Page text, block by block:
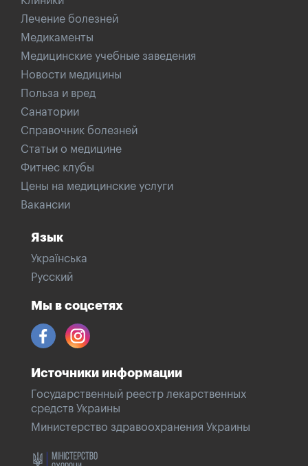
Лечение болезней
Медикаменты
Медицинские учебные заведения
Новости медицины
Польза и вред
Санатории
Справочник болезней
Статьи о медицине
Фитнес клубы
Цены на медицинские услуги
Вакансии
Язык
Українська
Русский
Мы в соцсетях
Источники информации
Государственный реестр лекарственных
средств Украины
Министерство здравоохранения Украины